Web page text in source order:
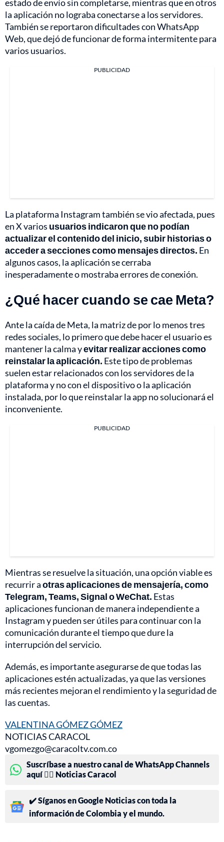
estado de envío sin completarse, mientras que en otros
la aplicación no lograba conectarse a los servidores.
También se reportaron dificultades con WhatsApp
Web, que dejó de funcionar de forma intermitente para
varios usuarios.
PUBLICIDAD
La plataforma Instagram también se vio afectada, pues
en X varios usuarios indicaron que no podían
actualizar el contenido del inicio, subir historias o
acceder a secciones como mensajes directos. En
algunos casos, la aplicación se cerraba
inesperadamente o mostraba errores de conexión.
¿Qué hacer cuando se cae Meta?
Ante la caída de Meta, la matriz de por lo menos tres
redes sociales, lo primero que debe hacer el usuario es
mantener la calma yevitar realizar acciones como
reinstalar la aplicación. Este tipo de problemas
suelen estar relacionados con los servidores de la
plataforma y no con el dispositivo o la aplicación
instalada, por lo que reinstalar la app no solucionará el
inconveniente.
PUBLICIDAD
Mientras se resuelve la situación, una opción viable es
recurrir aotras aplicaciones de mensajería, como
Telegram, Teams, Signal o WeChat. Estas
aplicaciones funcionan de manera independiente a
Instagram y pueden ser útiles para continuar con la
comunicación durante el tiempo que dure la
interrupción del servicio.
Además, es importante asegurarse de que todas las
aplicaciones estén actualizadas, ya que las versiones
más recientes mejoran el rendimiento y la seguridad de
las cuentas.
VALENTINA GÓMEZ GÓMEZ
NOTICIAS CARACOL
vgomezgo@caracoltv.com.co
Suscríbase a nuestro canal de WhatsApp Channels
aquí 👉🏻 Noticias Caracol
✔️ Síganos en Google Noticias con toda la
información de Colombia y el mundo.